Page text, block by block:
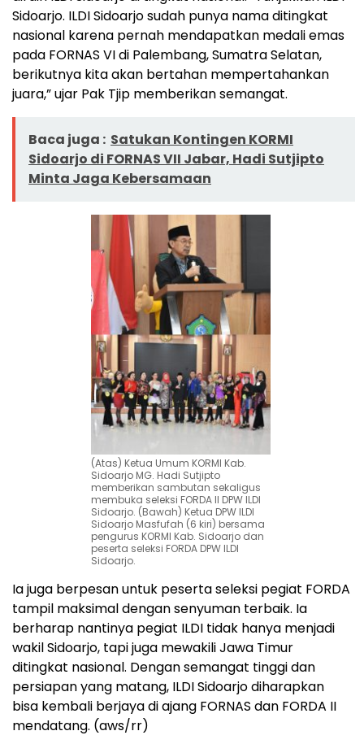
Sidoarjo. ILDI Sidoarjo sudah punya nama ditingkat
nasional karena pernah mendapatkan medali emas
pada FORNAS VI di Palembang, Sumatra Selatan,
berikutnya kita akan bertahan mempertahankan
juara,” ujar Pak Tjip memberikan semangat.
Baca juga : Satukan Kontingen KORMI
Sidoarjo di FORNAS VII Jabar, Hadi Sutjipto
Minta Jaga Kebersamaan
(Atas) Ketua Umum KORMI Kab.
Sidoarjo MG. Hadi Sutjipto
memberikan sambutan sekaligus
membuka seleksi FORDA II DPW ILDI
Sidoarjo. (Bawah) Ketua DPW ILDI
Sidoarjo Masfufah (6 kiri) bersama
pengurus KORMI Kab. Sidoarjo dan
peserta seleksi FORDA DPW ILDI
Sidoarjo.
Ia juga berpesan untuk peserta seleksi pegiat FORDA
tampil maksimal dengan senyuman terbaik. Ia
berharap nantinya pegiat ILDI tidak hanya menjadi
wakil Sidoarjo, tapi juga mewakili Jawa Timur
ditingkat nasional. Dengan semangat tinggi dan
persiapan yang matang, ILDI Sidoarjo diharapkan
bisa kembali berjaya di ajang FORNAS dan FORDA II
mendatang. (aws/rr)